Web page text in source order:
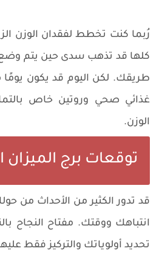
رُبما كنت تخطط لفقدان الوزن
كلها قد تذهب سدى حين يتم وضع
طريقك. لكن اليوم قد يكون يومًا
غذائي صحي وروتين خاص
الوزن.
توقعات برج الميزان
قد تدور الكثير من الأحداث من
انتباهك ووقتك. مفتاح النجاح
تحديد أولوياتك والتركيز فقط